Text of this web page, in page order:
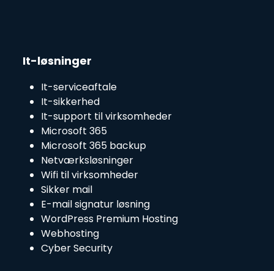
It-løsninger
It-serviceaftale
It-sikkerhed
It-support til virksomheder
Microsoft 365
Microsoft 365 backup
Netværksløsninger
Wifi til virksomheder
Sikker mail
E-mail signatur løsning
WordPress Premium Hosting
Webhosting
Cyber Security